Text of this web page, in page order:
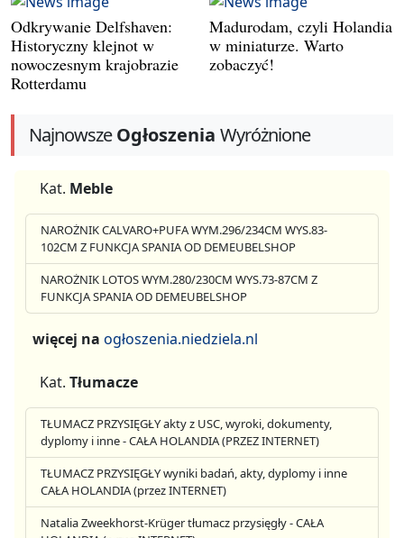
Odkrywanie Delfshaven:
Historyczny klejnot w
nowoczesnym krajobrazie
Rotterdamu
Madurodam, czyli Holandia
w miniaturze. Warto
zobaczyć!
NajnowszeOgłoszenia Wyróżnione
Kat. Meble
NAROŻNIK CALVARO+PUFA WYM.296/234CM WYS.83-
102CM Z FUNKCJA SPANIA OD DEMEUBELSHOP
NAROŻNIK LOTOS WYM.280/230CM WYS.73-87CM Z
FUNKCJA SPANIA OD DEMEUBELSHOP
więcej na ogłoszenia.niedziela.nl
Kat. Tłumacze
TŁUMACZ PRZYSIĘGŁY akty z USC, wyroki, dokumenty,
dyplomy i inne - CAŁA HOLANDIA (PRZEZ INTERNET)
TŁUMACZ PRZYSIĘGŁY wyniki badań, akty, dyplomy i inne
CAŁA HOLANDIA (przez INTERNET)
Natalia Zweekhorst-Krüger tłumacz przysięgły - CAŁA